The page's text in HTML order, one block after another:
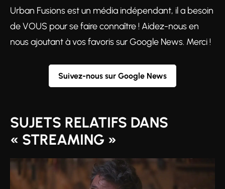
Urban Fusions est un média indépendant, il a besoin
de VOUS pour se faire connaître ! Aidez-nous en
nous ajoutant à vos favoris sur Google News. Merci !
Suivez-nous sur Google News
SUJETS RELATIFS DANS
« STREAMING »